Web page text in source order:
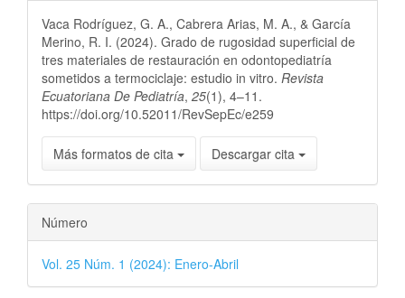
del
artículo
Vaca Rodríguez, G. A., Cabrera Arias, M. A., & García
Merino, R. I. (2024). Grado de rugosidad superficial de
tres materiales de restauración en odontopediatría
sometidos a termociclaje: estudio in vitro. Revista
Ecuatoriana De Pediatría, 25(1), 4–11.
https://doi.org/10.52011/RevSepEc/e259
Más formatos de cita Descargar cita
Número
Vol. 25 Núm. 1 (2024): Enero-Abril